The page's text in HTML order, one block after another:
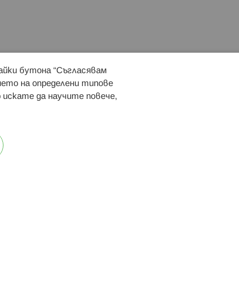
бутона “Съгласявам
на определени типове
да научите повече,